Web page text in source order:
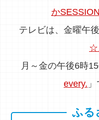
か
テレビは、金曜午
☆
月～金の午後6時
every.
ふる